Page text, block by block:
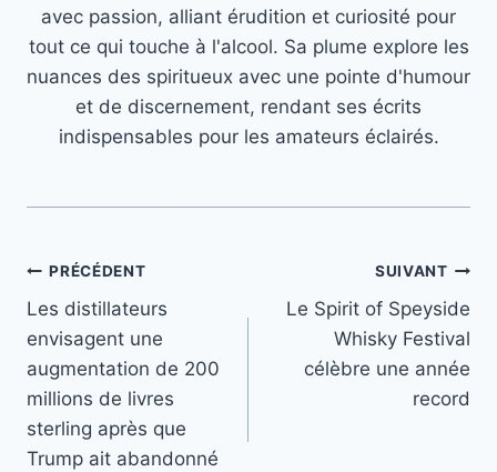
avec passion, alliant érudition et curiosité pour
tout ce qui touche à l'alcool. Sa plume explore les
nuances des spiritueux avec une pointe d'humour
et de discernement, rendant ses écrits
indispensables pour les amateurs éclairés.
Navigation
de
l’article
PRÉCÉDENT
Les distillateurs
envisagent une
augmentation de 200
millions de livres
sterling après que
Trump ait abandonné
SUIVANT
Le Spirit of Speyside
Whisky Festival
célèbre une année
record